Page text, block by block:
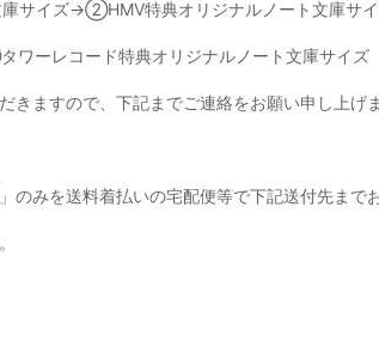
庫サイズ→②HMV特典オリジナルノート文庫サ
ーレコード特典オリジナルノート文庫サイズ
きますので、下記までご連絡をお願い申し上げま
のみを送料着払いの宅配便等で下記送付先まで